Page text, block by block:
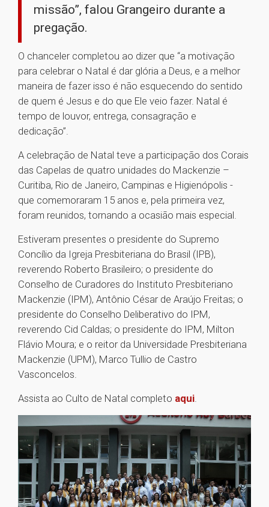
missão”, falou Grangeiro durante a
pregação.
O chanceler completou ao dizer que “a motivação
para celebrar o Natal é dar glória a Deus, e a melhor
maneira de fazer isso é não esquecendo do sentido
de quem é Jesus e do que Ele veio fazer. Natal é
tempo de louvor, entrega, consagração e
dedicação”.
A celebração de Natal teve a participação dos Corais
das Capelas de quatro unidades do Mackenzie –
Curitiba, Rio de Janeiro, Campinas e Higienópolis -
que comemoraram 15 anos e, pela primeira vez,
foram reunidos, tornando a ocasião mais especial.
Estiveram presentes o presidente do Supremo
Concílio da Igreja Presbiteriana do Brasil (IPB),
reverendo Roberto Brasileiro; o presidente do
Conselho de Curadores do Instituto Presbiteriano
Mackenzie (IPM), Antônio César de Araújo Freitas; o
presidente do Conselho Deliberativo do IPM,
reverendo Cid Caldas; o presidente do IPM, Milton
Flávio Moura; e o reitor da Universidade Presbiteriana
Mackenzie (UPM), Marco Tullio de Castro
Vasconcelos.
Assista ao Culto de Natal completo aqui.